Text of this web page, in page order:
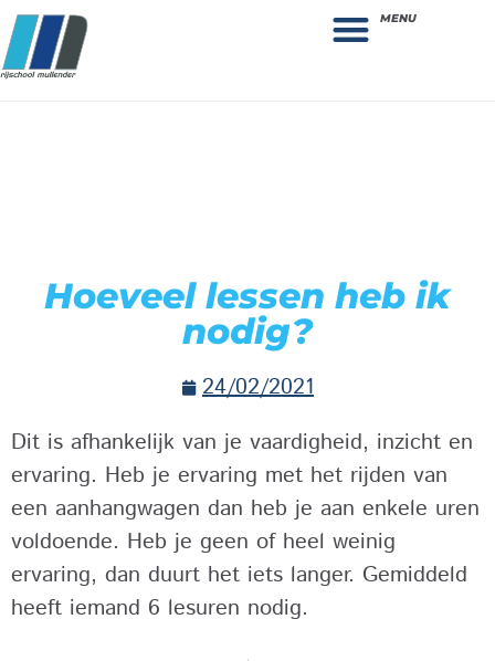
MENU
Hoeveel lessen heb ik
nodig?
24/02/2021
Dit is afhankelijk van je vaardigheid, inzicht en
ervaring. Heb je ervaring met het rijden van
een aanhangwagen dan heb je aan enkele uren
voldoende. Heb je geen of heel weinig
ervaring, dan duurt het iets langer. Gemiddeld
heeft iemand 6 lesuren nodig.